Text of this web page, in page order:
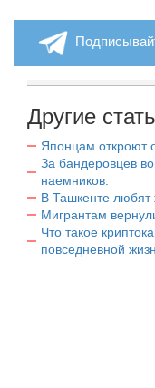
Другие
Японцам откроют
За бандеровцев
наемников.
В Ташкенте любят
Мигрантам
Что такое
повседневной